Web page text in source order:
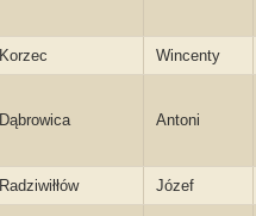
Korzec Wincenty
Dąbrowica Antoni
Radziwiłłów Józef